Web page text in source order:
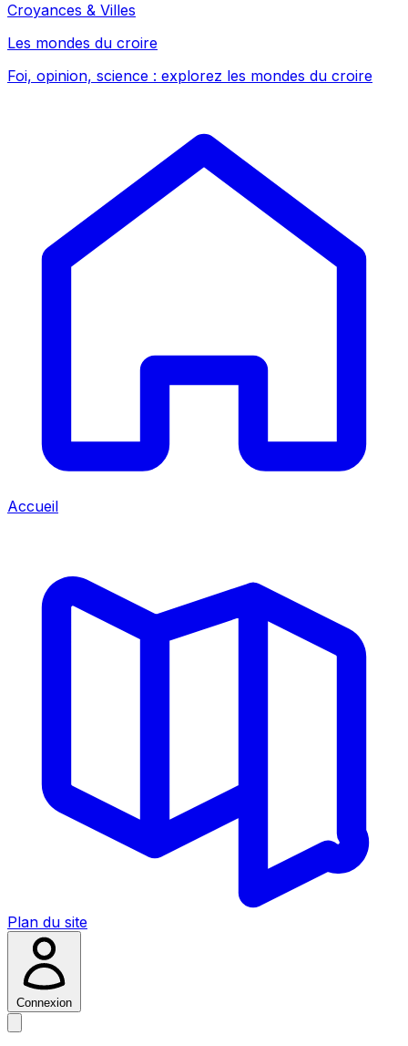
Croyances & Villes
Les mondes du croire
Foi, opinion, science : explorez les mondes du croire
Accueil
Plan du site
Connexion